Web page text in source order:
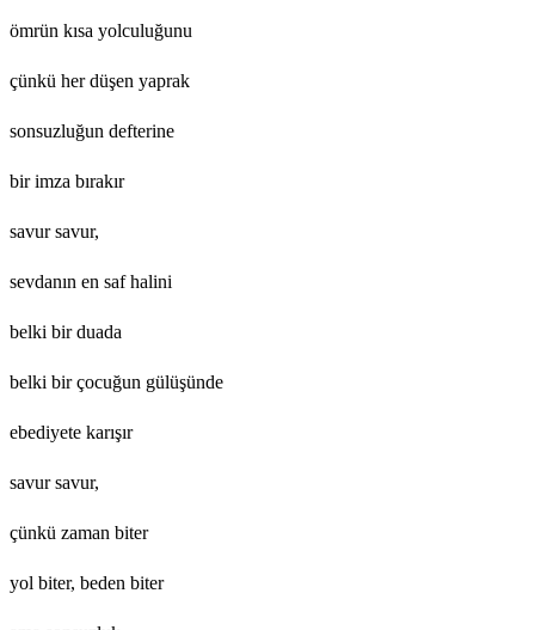
ömrün kısa yolculuğunu
çünkü her düşen yaprak
sonsuzluğun defterine
bir imza bırakır
savur savur,
sevdanın en saf halini
belki bir duada
belki bir çocuğun gülüşünde
ebediyete karışır
savur savur,
çünkü zaman biter
yol biter, beden biter